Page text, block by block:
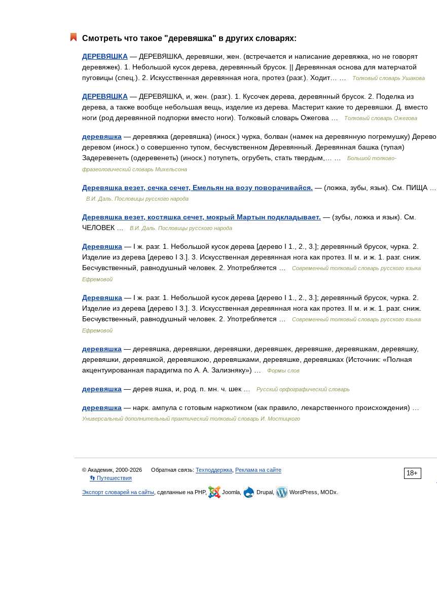
Смотреть что такое "деревяшка" в других словарях:
ДЕРЕВЯШКА — ДЕРЕВЯШКА, деревяшки, жен. (встречается и написание деревяжка, но не говорят
деревяжек). 1. Небольшой кусок дерева, деревянный брусок. || Деревянная основа для матерчатой
пуговицы (спец.). 2. Искусственная деревянная нога, протез (разг.). Ходит… …
Толковый словарь Ушакова
ДЕРЕВЯШКА — ДЕРЕВЯШКА, и, жен. (разг.). 1. Кусочек дерева, деревянный брусок. 2. Поделка из
дерева, а также вообще небольшая вещь, изделие из дерева. Мастерит какие то деревяшки. Д. вместо
ноги (род деревянной подпорки вместо ноги). Толковый словарь Ожегова …
Толковый словарь Ожегова
деревяшка — деревяжка (деревяшка) (иноск.) чурка, болван (намек на деревянную погремушку) Дерево
деревом (иноск.) о совершенно тупом, бесчувственном Деревянный. Деревянная башка (тупая)
Задеревенеть (одеревенеть) (иноск.) потупеть, огрубеть, стать твердым,… …
Большой толково-
фразеологический словарь Михельсона
Деревяшка везет, сечка сечет, Емельян на возу поворачивайся. — (ложка, зубы, язык). См. ПИЩА …
В.И. Даль. Пословицы русского народа
Деревяшка везет, костяшка сечет, мокрый Мартын подкладывает. — (зубы, ложка и язык). См.
ЧЕЛОВЕК …
В.И. Даль. Пословицы русского народа
Деревяшка — I ж. разг. 1. Небольшой кусок дерева [дерево I 1., 2., 3.]; деревянный брусок, чурка. 2.
Изделие из дерева [дерево I 3.]. 3. Искусственная деревянная нога как протез. II м. и ж. 1. разг. сниж.
Бесчувственный, равнодушный человек. 2. Употребляется …
Современный толковый словарь русского языка
Ефремовой
Деревяшка — I ж. разг. 1. Небольшой кусок дерева [дерево I 1., 2., 3.]; деревянный брусок, чурка. 2.
Изделие из дерева [дерево I 3.]. 3. Искусственная деревянная нога как протез. II м. и ж. 1. разг. сниж.
Бесчувственный, равнодушный человек. 2. Употребляется …
Современный толковый словарь русского языка
Ефремовой
деревяшка — деревяшка, деревяшки, деревяшки, деревяшек, деревяшке, деревяшкам, деревяшку,
деревяшки, деревяшкой, деревяшкою, деревяшками, деревяшке, деревяшках (Источник: «Полная
акцентуированная парадигма по А. А. Зализняку») …
Формы слов
деревяшка — дерев яшка, и, род. п. мн. ч. шек … Русский орфографический словарь
деревяшка — нарк. ампула с готовым наркотиком (как правило, лекарственного происхождения) …
Универсальный дополнительный практический толковый словарь И. Мостицкого
18+
© Академик, 2000-2026 Обратная связь: Техподдержка Реклама на сайте
👣 Путешествия
Экспорт словарей на сайты , сделанные на PHP, Joomla, Drupal, WordPress, MODx.